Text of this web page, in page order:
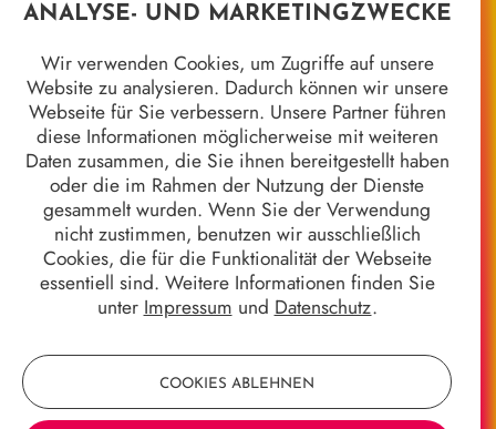
ANALYSE- UND MARKETINGZWECKE
Wir verwenden Cookies, um Zugriffe auf unsere
Website zu analysieren. Dadurch können wir unsere
Webseite für Sie verbessern. Unsere Partner führen
diese Informationen möglicherweise mit weiteren
Daten zusammen, die Sie ihnen bereitgestellt haben
oder die im Rahmen der Nutzung der Dienste
gesammelt wurden. Wenn Sie der Verwendung
nicht zustimmen, benutzen wir ausschließlich
Cookies, die für die Funktionalität der Webseite
essentiell sind. Weitere Informationen finden Sie
unter Impressum und Datenschutz.
COOKIES ABLEHNEN
Quicklinks
Jahrhundertgalerie
Marburger Kameramuseum
8 Jahrhunderte in 8 Objekten
Stadtgeschichten
Wir alle sind Marburg - 50 Jahre Gebietsreform
Stück für Stück
Stadtgeschichte*n
Galerie der Marburger Oberbürgermeister
Allgemeines
Anfahrt & Kontakt
Öffnungszeiten & Eintrittspreise
Impressum